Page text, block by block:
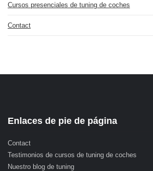
Cursos presenciales de tuning de coches
Contact
Enlaces de pie de página
Contact
Testimonios de cursos de tuning de coches
Nuestro blog de tuning